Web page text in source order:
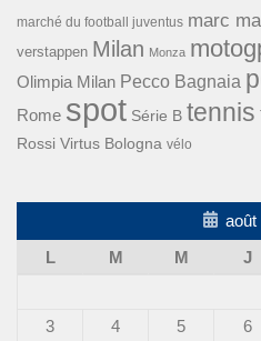
marché du football juventus marc
verstappen Milan Monza
Olimpia Milan Pecco Bagnaia
Rome spot Série B tennis
Rossi Virtus Bologna vélo
août
L
M M J
3
4 5 6